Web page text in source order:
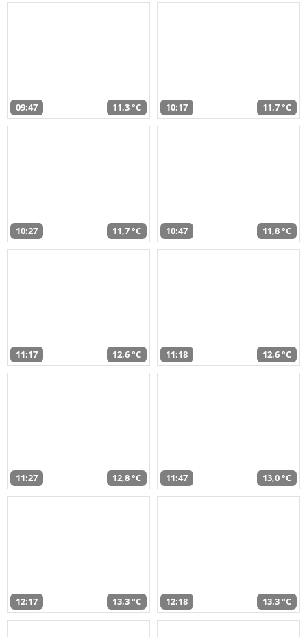
09:47 11,3 °C 10:17 11,7 °C
10:27 11,7 °C 10:47 11,8 °C
11:17 12,6 °C 11:18 12,6 °C
11:27 12,8 °C 11:47 13,0 °C
12:17 13,3 °C 12:18 13,3 °C